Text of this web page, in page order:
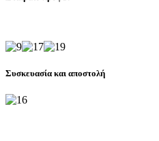
Συσκευασία και αποστολή